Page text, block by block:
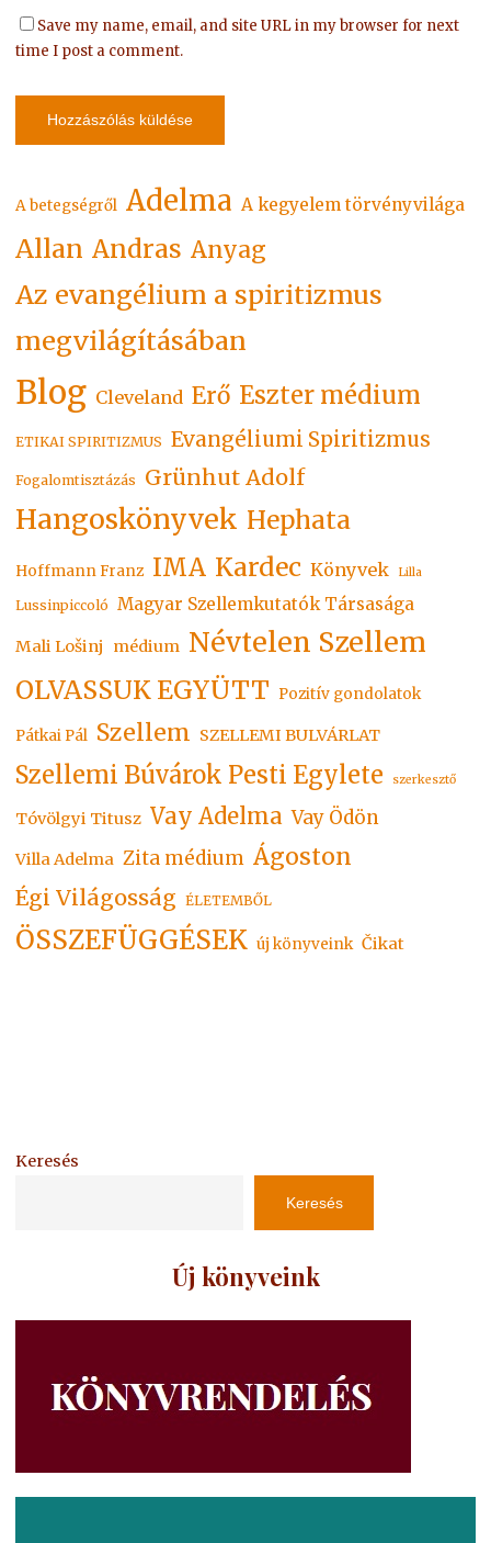
Save my name, email, and site URL in my browser for next
time I post a comment.
A betegségről Adelma A kegyelem törvényvilága
Allan Andras Anyag
Az evangélium a spiritizmus
megvilágításában
Blog Cleveland Erő Eszter médium
ETIKAI SPIRITIZMUS Evangéliumi Spiritizmus
Fogalomtisztázás Grünhut Adolf
Hangoskönyvek Hephata
Hoffmann Franz IMA Kardec Könyvek Lilla
Lussinpiccoló Magyar Szellemkutatók Társasága
Mali Lošinj médium Névtelen Szellem
OLVASSUK EGYÜTT Pozitív gondolatok
Pátkai Pál Szellem SZELLEMI BULVÁRLAT
Szellemi Búvárok Pesti Egylete szerkesztő
Tóvölgyi Titusz Vay Adelma Vay Ödön
Villa Adelma Zita médium Ágoston
Égi Világosság ÉLETEMBŐL
ÖSSZEFÜGGÉSEK új könyveink Čikat
Keresés
Keresés
Új könyveink